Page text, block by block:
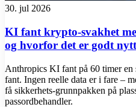
30. jul 2026
KI fant krypto-svakhet
og hvorfor det er godt
Anthropics KI fant på 60 timer en
fant. Ingen reelle data er i fare –
få sikkerhets-grunnpakken på
passordbehandler.